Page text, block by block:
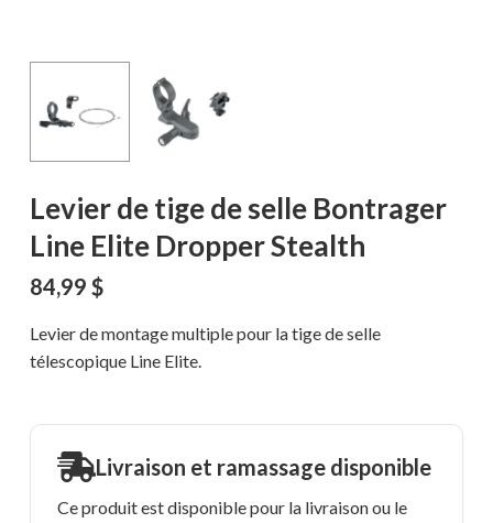
Levier de tige de selle Bontrager
Line Elite Dropper Stealth
84,99 $
Levier de montage multiple pour la tige de selle
télescopique Line Elite.
Livraison et ramassage disponible
Ce produit est disponible pour la livraison ou le